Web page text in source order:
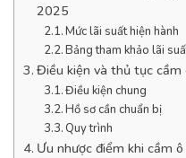
2025
Mức lãi suất hiện hành
Bảng tham khảo lãi
Điều kiện và thủ tục
Điều kiện chung
Hồ sơ cần chuẩn bị
Quy trình
Ưu nhược điểm khi cầm